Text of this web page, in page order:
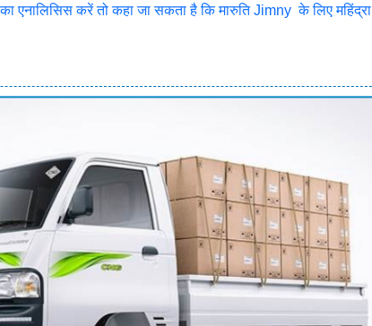
एनालिसिस करें तो कहा जा सकता है कि मारुति Jimny के लिए महिंद्रा